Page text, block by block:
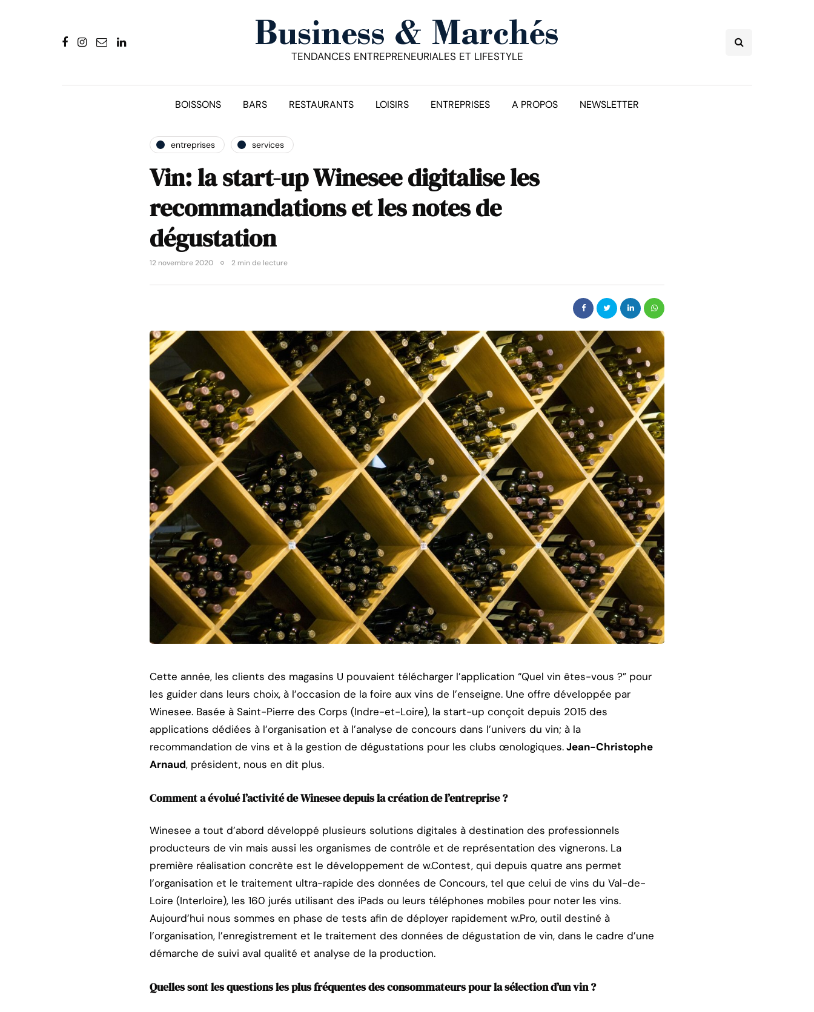
TENDANCES ENTREPRENEURIALES ET LIFESTYLE
BOISSONS BARS RESTAURANTS LOISIRS ENTREPRISES A PROPOS NEWSLETTER
entreprises services
Vin: la start-up Winesee digitalise les
recommandations et les notes de
dégustation
12 novembre 2020 2 min de lecture
Cette année, les clients des magasins U pouvaient télécharger l’application “Quel vin êtes-vous ?” pour
les guider dans leurs choix, à l’occasion de la foire aux vins de l’enseigne. Une offre développée par
Winesee. Basée à Saint-Pierre des Corps (Indre-et-Loire), la start-up conçoit depuis 2015 des
applications dédiées à l’organisation et à l’analyse de concours dans l’univers du vin; à la
recommandation de vins et à la gestion de dégustations pour les clubs œnologiques.Jean-Christophe
Arnaud, président, nous en dit plus.
Comment a évolué l’activité de Winesee depuis la création de l’entreprise ?
Winesee a tout d’abord développé plusieurs solutions digitales à destination des professionnels
producteurs de vin mais aussi les organismes de contrôle et de représentation des vignerons. La
première réalisation concrète est le développement de w.Contest, qui depuis quatre ans permet
l’organisation et le traitement ultra-rapide des données de Concours, tel que celui de vins du Val-de-
Loire (Interloire), les 160 jurés utilisant des iPads ou leurs téléphones mobiles pour noter les vins.
Aujourd’hui nous sommes en phase de tests afin de déployer rapidement w.Pro, outil destiné à
l’organisation, l’enregistrement et le traitement des données de dégustation de vin, dans le cadre d’une
démarche de suivi aval qualité et analyse de la production.
Quelles sont les questions les plus fréquentes des consommateurs pour la sélection d’un vin ?